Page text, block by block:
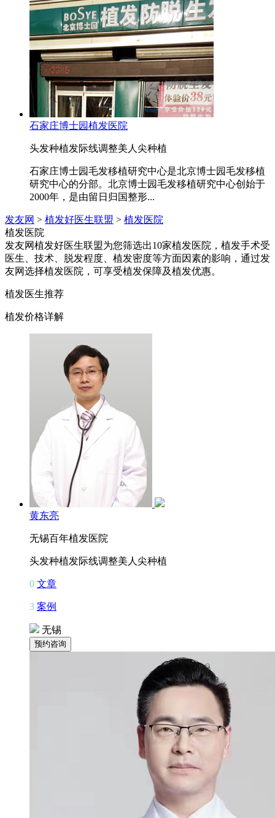
石家庄博士园植发医院
头发种植发际线调整美人尖种植
石家庄博士园毛发移植研究中心是北京博士园毛发移植
研究中心的分部。北京博士园毛发移植研究中心创始于
2000年，是由留日归国整形...
发友网 > 植发好医生联盟 > 植发医院
植发医院
发友网植发好医生联盟为您筛选出10家植发医院，植发手术受
医生、技术、脱发程度、植发密度等方面因素的影响，通过发
友网选择植发医院，可享受植发保障及植发优惠。
植发医生推荐
植发价格详解
黄东亮
无锡百年植发医院
头发种植发际线调整美人尖种植
0 文章
3 案例
无锡